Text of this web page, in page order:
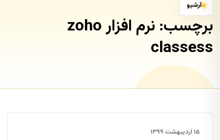
آرشیو
برچسب:
نرم افزار zoho
classess
۱۵ اردیبهشت ۱۳۹۹